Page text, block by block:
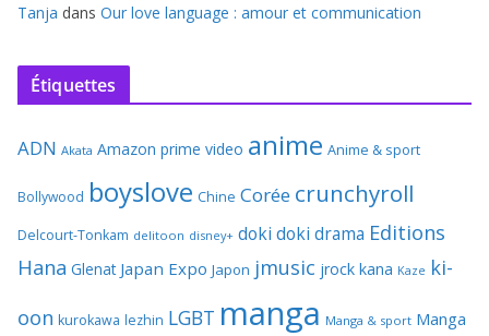
Tanja dans Our love language : amour et communication
Étiquettes
ADN Akata Amazon prime video anime Anime & sport
Bollywood boyslove Chine Corée crunchyroll
Delcourt-Tonkam delitoon disney+ doki doki drama Editions
Hana Glenat Japan Expo Japon jmusic jrock kana Kaze ki-
oon kurokawa lezhin LGBT manga Manga & sport Manga